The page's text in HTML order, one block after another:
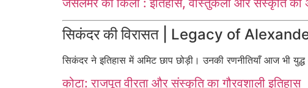
जैसलमेर का किला : इतिहास, वास्तुकला और संस्कृति की
सिकंदर की विरासत | Legacy of
सिकंदर ने इतिहास में अमिट छाप छोड़ी। उनकी रणनीतियाँ आज भी
कोटा: राजपूत वीरता और संस्कृति का गौरवशाली इतिहास